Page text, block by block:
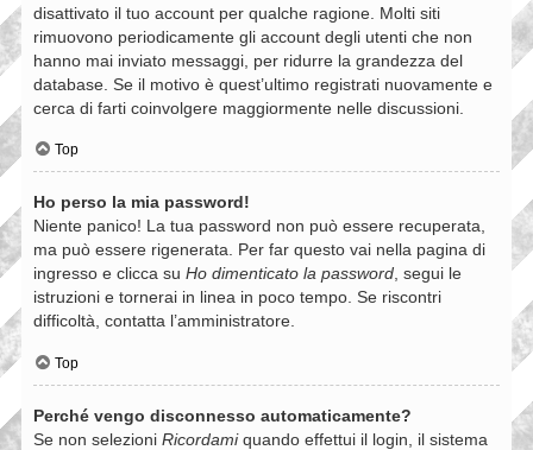
disattivato il tuo account per qualche ragione. Molti siti
rimuovono periodicamente gli account degli utenti che non
hanno mai inviato messaggi, per ridurre la grandezza del
database. Se il motivo è quest’ultimo registrati nuovamente e
cerca di farti coinvolgere maggiormente nelle discussioni.
Top
Ho perso la mia password!
Niente panico! La tua password non può essere recuperata,
ma può essere rigenerata. Per far questo vai nella pagina di
ingresso e clicca su Ho dimenticato la password, segui le
istruzioni e tornerai in linea in poco tempo. Se riscontri
difficoltà, contatta l’amministratore.
Top
Perché vengo disconnesso automaticamente?
Se non selezioni Ricordamiquando effettui il login, il sistema